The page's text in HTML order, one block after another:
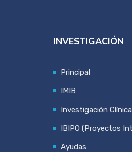
INVESTIGACIÓN
Principal
IMIB
Investigación Clínica
IBIPO (Proyectos
Ayudas